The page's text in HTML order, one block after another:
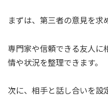
まずは、第三者の意見を求
専門家や信頼できる友人に
情や状況を整理できます。
次に、相手と話し合いを設